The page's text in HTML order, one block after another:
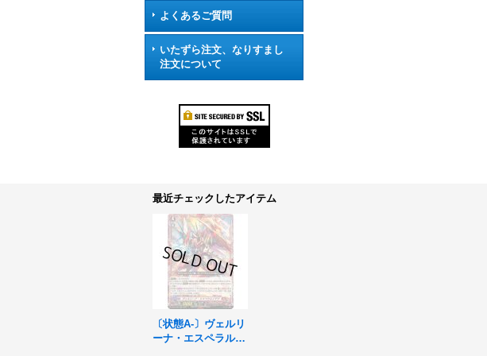
よくあるご質問
いたずら注文、なりすまし
注文について
最近チェックしたアイテム
〔状態A-〕ヴェルリ
ーナ・エスペラルイ